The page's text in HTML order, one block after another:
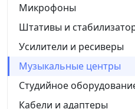
Микрофоны
Штативы и
Усилители и ресиверы
Музыкальные центры
Студийное
Кабели и адаптеры